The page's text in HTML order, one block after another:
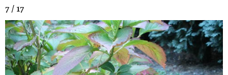
7 / 17